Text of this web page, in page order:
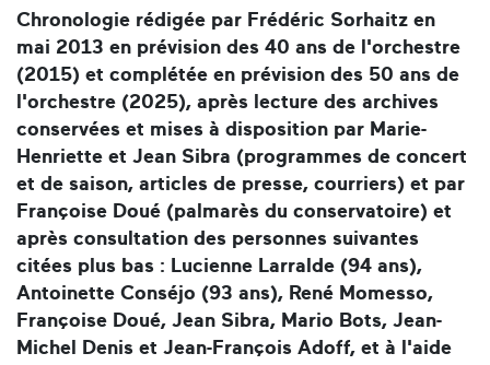
Chronologie rédigée par Frédéric Sorhaitz en
mai 2013 en prévision des 40 ans de l'orchestre
(2015) et complétée en prévision des 50 ans de
l'orchestre (2025), après lecture des archives
conservées et mises à disposition par Marie-
Henriette et Jean Sibra (programmes de concert
et de saison, articles de presse, courriers) et par
Françoise Doué (palmarès du conservatoire) et
après consultation des personnes suivantes
citées plus bas : Lucienne Larralde (94 ans),
Antoinette Conséjo (93 ans), René Momesso,
Françoise Doué, Jean Sibra, Mario Bots, Jean-
Michel Denis et Jean-François Adoff, et à l'aide